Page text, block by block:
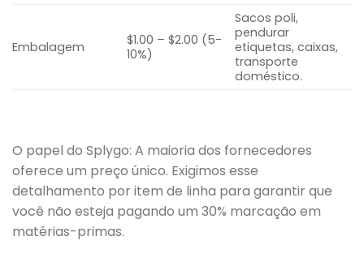
Embalagem
$1.00 – $2.00 (5-
10%)
Sacos poli,
pendurar
etiquetas, caixas,
transporte
doméstico.
O papel do Splygo: A maioria dos fornecedores
oferece um preço único. Exigimos esse
detalhamento por item de linha para garantir que
você não esteja pagando um 30% marcação em
matérias-primas.